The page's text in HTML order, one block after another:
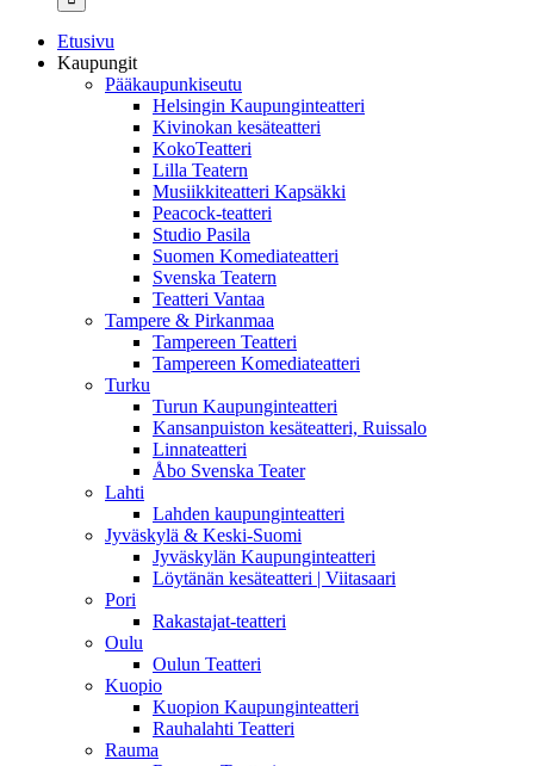
Etusivu
Kaupungit
Pääkaupunkiseutu
Helsingin Kaupunginteatteri
Kivinokan kesäteatteri
KokoTeatteri
Lilla Teatern
Musiikkiteatteri Kapsäkki
Peacock-teatteri
Studio Pasila
Suomen Komediateatteri
Svenska Teatern
Teatteri Vantaa
Tampere & Pirkanmaa
Tampereen Teatteri
Tampereen Komediateatteri
Turku
Turun Kaupunginteatteri
Kansanpuiston kesäteatteri, Ruissalo
Linnateatteri
Åbo Svenska Teater
Lahti
Lahden kaupunginteatteri
Jyväskylä & Keski-Suomi
Jyväskylän Kaupunginteatteri
Löytänän kesäteatteri | Viitasaari
Pori
Rakastajat-teatteri
Oulu
Oulun Teatteri
Kuopio
Kuopion Kaupunginteatteri
Rauhalahti Teatteri
Rauma